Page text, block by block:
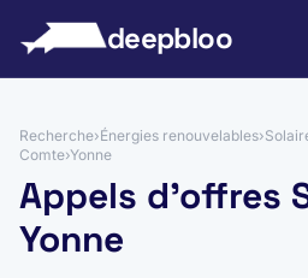
deepbloo
Recherche›Énergies renouvelables›
Comte›Yonne
Appels d'offres
Yonne